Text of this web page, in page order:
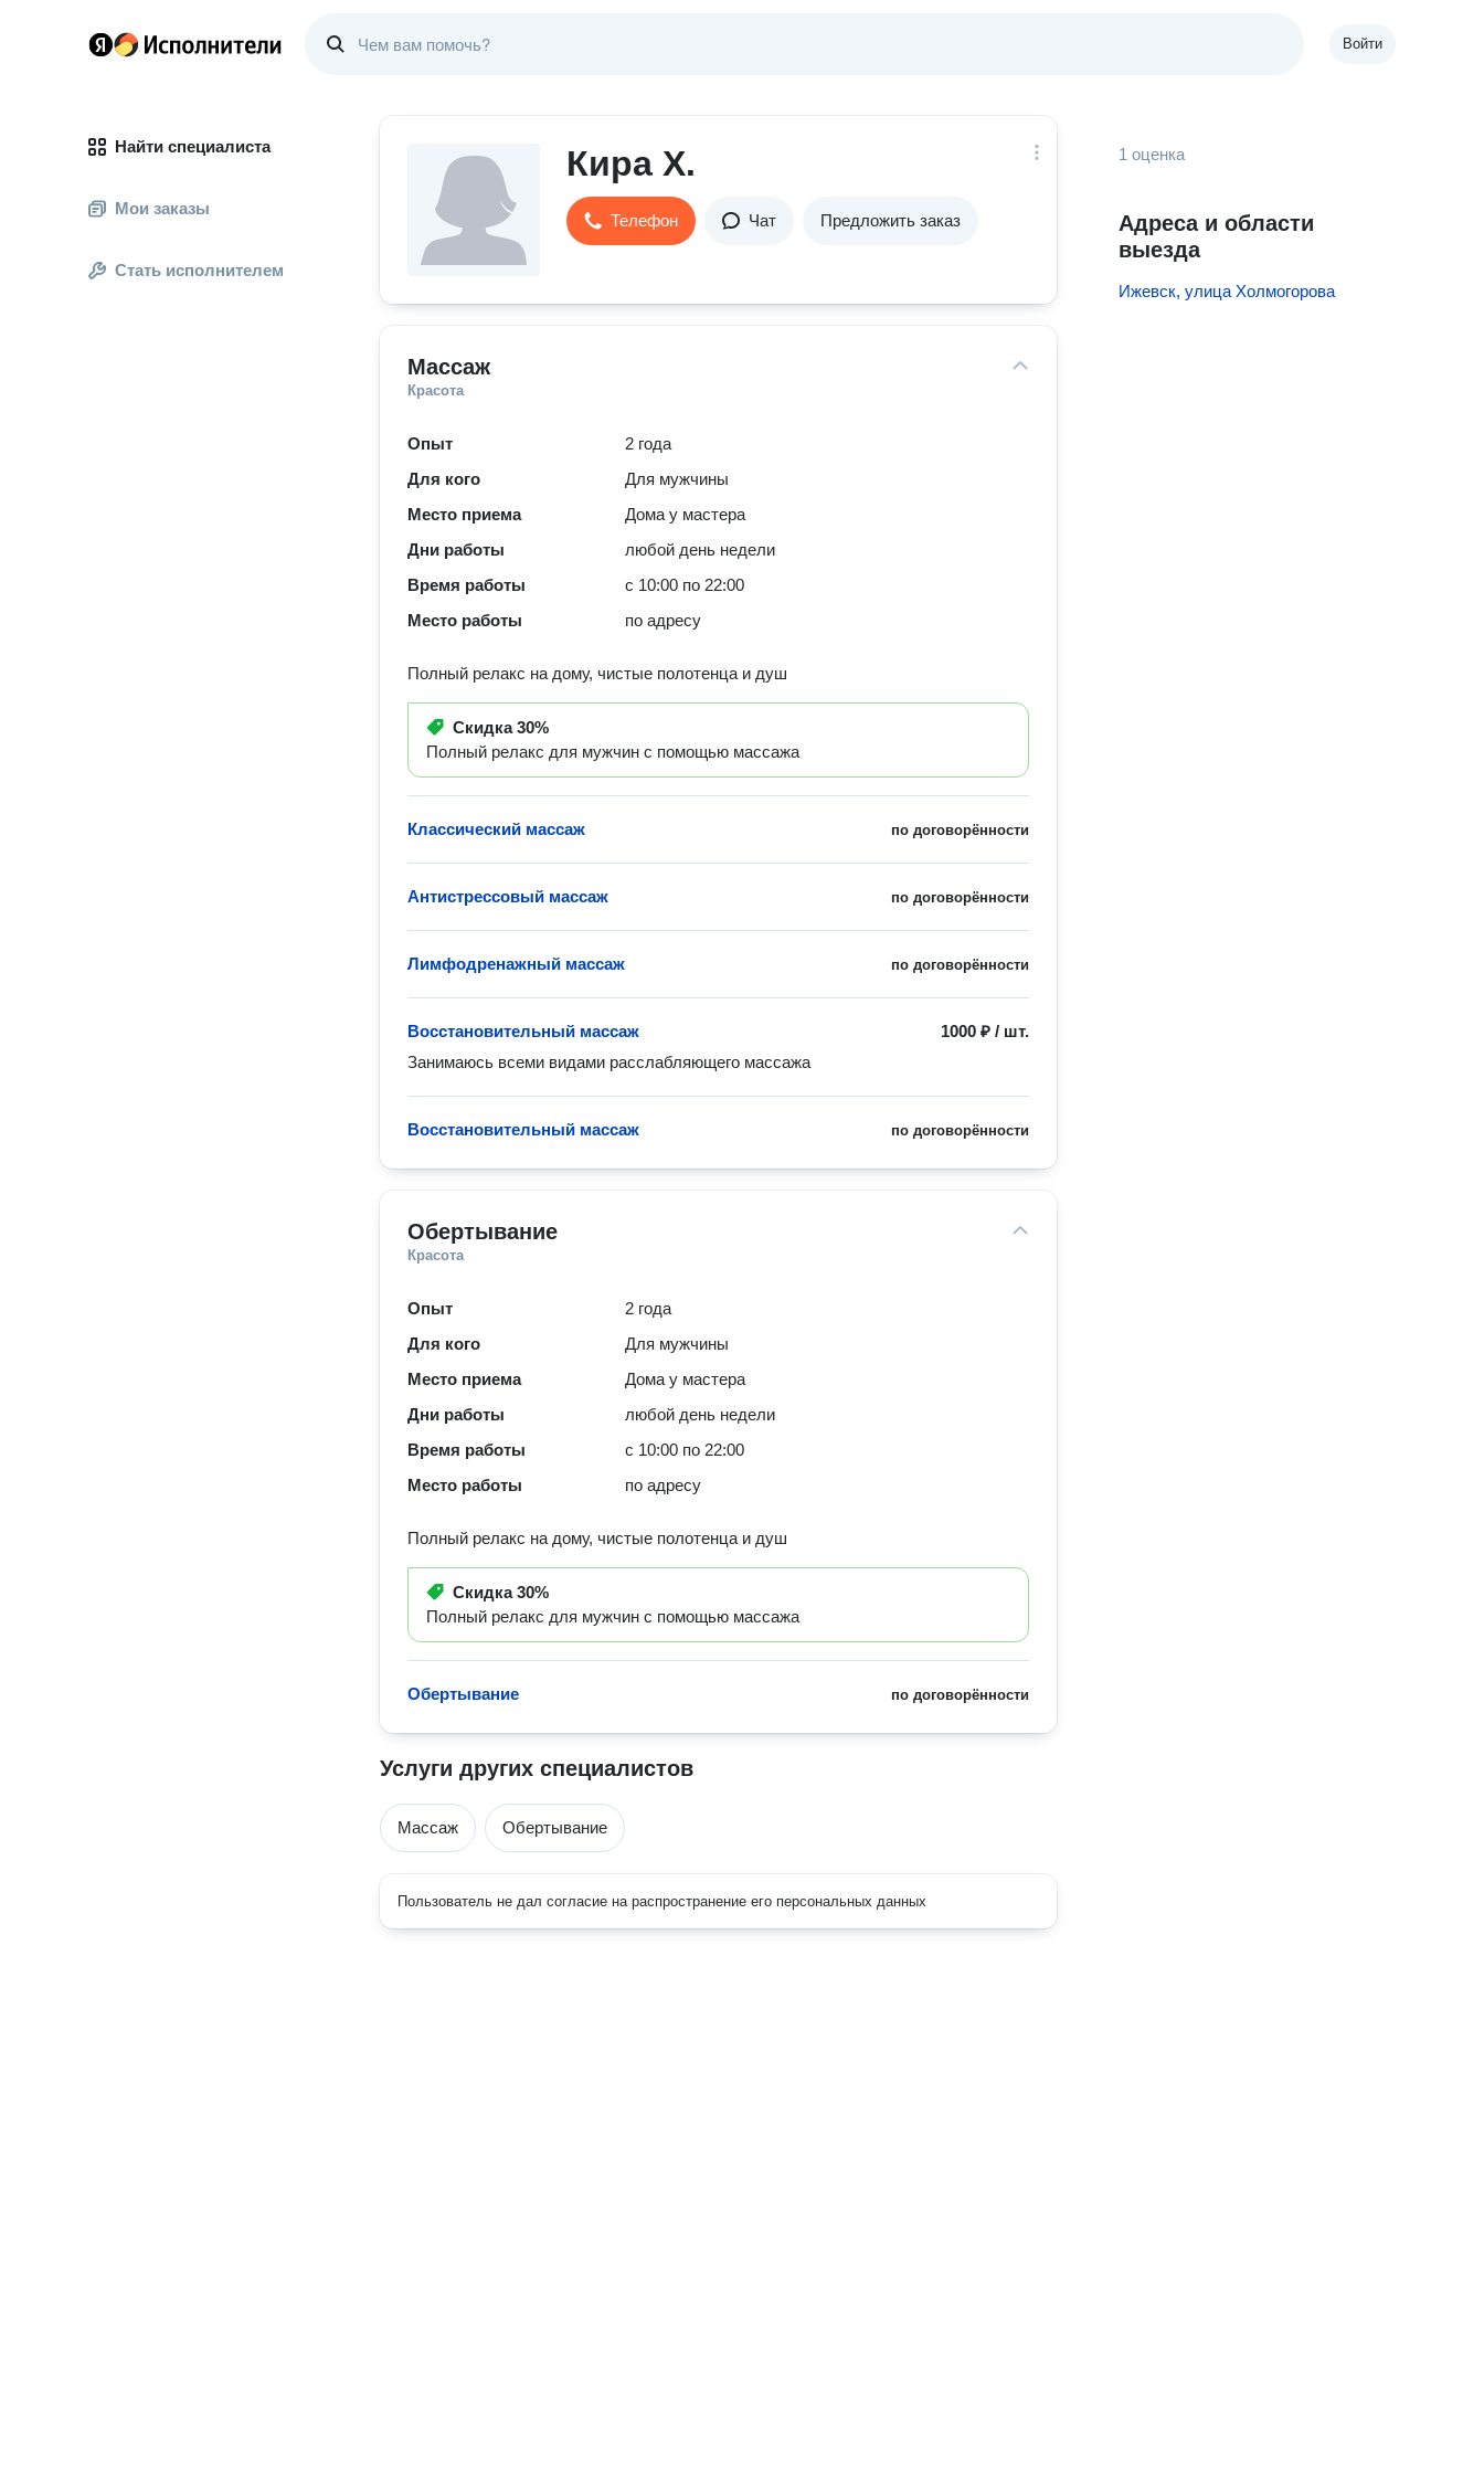
Войти
Найти специалиста
Мои заказы
Стать исполнителем
Кира Х.
Телефон Чат Предложить заказ
Массаж
Красота
Опыт
2 года
Для кого
Для мужчины
Место приема
Дома у мастера
Дни работы
любой день недели
Время работы
с 10:00 по 22:00
Место работы
по адресу
Полный релакс на дому, чистые полотенца и душ
Скидка30%
Полный релакс для мужчин с помощью массажа
по договорённости
Классический массаж
по договорённости
Антистрессовый массаж
по договорённости
Лимфодренажный массаж
1000 ₽ / шт.
Восстановительный массаж
по договорённости
Восстановительный массаж
Обертывание
Красота
Опыт
2 года
Для кого
Для мужчины
Место приема
Дома у мастера
Дни работы
любой день недели
Время работы
с 10:00 по 22:00
Место работы
по адресу
Полный релакс на дому, чистые полотенца и душ
Скидка30%
Полный релакс для мужчин с помощью массажа
по договорённости
Обертывание
Услуги других специалистов
Массаж Обертывание
Пользователь не дал согласие на распространение его персональных данных
1 оценка
Адреса и области
выезда
Ижевск, улица Холмогорова